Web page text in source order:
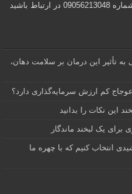
باشید
به تأثیر این درمان بر سلامت دهان،
کم ارزش سرمایه‌گذاری دارد؟
این نکات را بدانید
برای یک لبخند ماندگار
انتخاب کنیم که با چهره ما